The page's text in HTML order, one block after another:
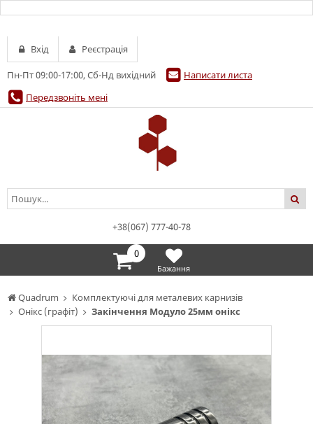
Quadrum
Комплектуючі для металевих карнизів
Онікс (графіт)
Закінчення Модуло 25мм онікс
Пн-Пт 09:00-17:00, Сб-Нд вихідний
Написати листа
Передзвоніть мені
Вхід Реєстрація
+38(067) 777-40-78
0
Бажання